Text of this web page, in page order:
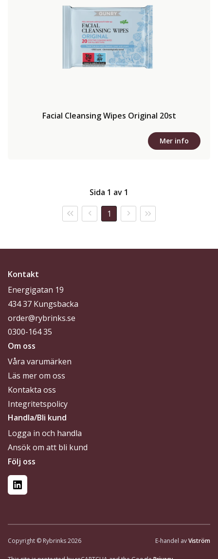
Facial Cleansing Wipes Original 20st
Mer info
Sida 1 av 1
1
Kontakt
Energigatan 19
434 37 Kungsbacka
order@rybrinks.se
0300-164 35
Om oss
Våra varumärken
Läs mer om oss
Kontakta oss
Integritetspolicy
Handla/Bli kund
Logga in och handla
Ansök om att bli kund
Följ oss
LinkedIn
Copyright © Rybrinks 2026 E-handel avViström